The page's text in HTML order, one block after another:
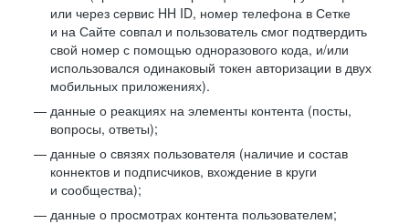
или через сервис HH ID, номер телефона в Сетке
и на Сайте совпал и пользователь смог подтвердить
свой номер с помощью одноразового кода, и/или
использовался одинаковый токен авторизации в двух
мобильных приложениях).
данные о реакциях на элементы контента (посты,
вопросы, ответы);
данные о связях пользователя (наличие и состав
коннектов и подписчиков, вхождение в круги
и сообщества);
данные о просмотрах контента пользователем;